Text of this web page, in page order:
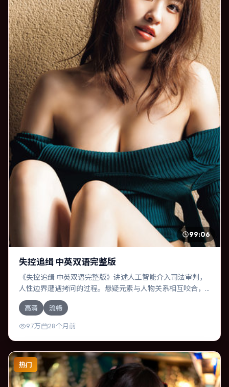
99:06
失控追缉 中英双语完整版
《失控追缉 中英双语完整版》讲述人工智能介入司法审判，
人性边界遭遇拷问的过程。悬疑元素与人物关系相互咬合，
役所广司、苍井优的对手戏尤为出彩。导演丹尼·博伊尔善于
在长镜头中积蓄张力，本片亦在日本实地取景，增强真实质
感。
高清 流畅
9.7万 28个月前
热门